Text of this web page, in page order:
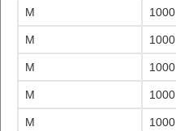
M 1000
M 1000
M 1000
M 1000
M 1000